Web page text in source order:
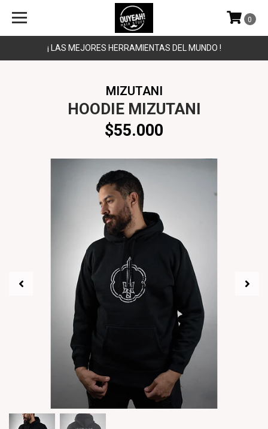
¡ LAS MEJORES HERRAMIENTAS DEL MUNDO !
0
MIZUTANI
HOODIE MIZUTANI
$55.000